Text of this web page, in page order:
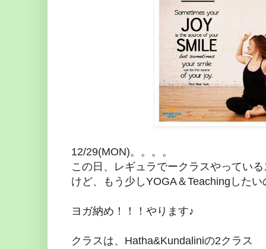
12/29(MON)。。。。
この日、レギュラでークラスやってい
けど、もう少しYOGA＆Teachingした
ヨガ納め！！！やります♪
クラスは、Hatha&Kundaliniの2クラス